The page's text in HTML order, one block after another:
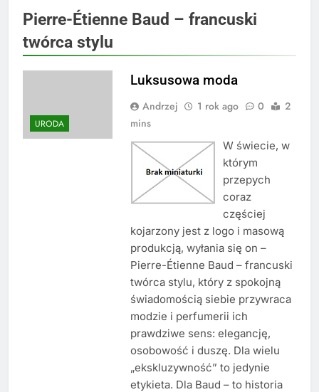
Pierre-Étienne Baud – francuski
twórca stylu
URODA
Luksusowa moda
Andrzej 1 rok ago 0
2
mins
W świecie, w
którym
przepych
coraz
częściej
kojarzony jest z logo i masową
produkcją, wyłania się on –
Pierre-Étienne Baud – francuski
twórca stylu, który z spokojną
świadomością siebie przywraca
modzie i perfumerii ich
prawdziwe sens: elegancję,
osobowość i duszę. Dla wielu
„ekskluzywność” to jedynie
etykieta. Dla Baud – to historia